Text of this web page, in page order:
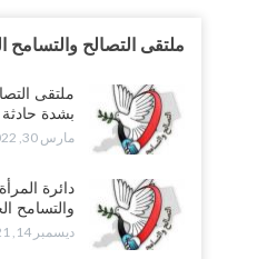
ملتقى التصالح والتسامح
ملتقى
بشدة
مارس 30, 2022
دائرة
والتسامح
ديسمبر 14, 2021